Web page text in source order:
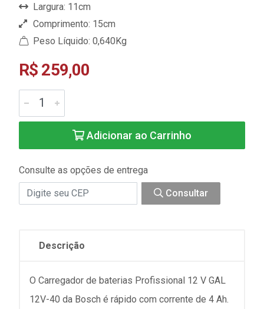
Largura: 11cm
Comprimento: 15cm
Peso Líquido: 0,640Kg
R$ 259,00
Adicionar ao Carrinho
Consulte as opções de entrega
Consultar
Descrição
O Carregador de baterias Profissional 12 V GAL
12V-40 da Bosch é rápido com corrente de 4 Ah.